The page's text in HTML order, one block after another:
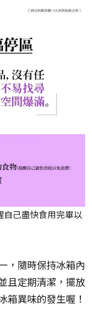
己盡快食用完畢以
，隨時保持冰箱內
且定期清潔，擺放
箱異味的發生喔！